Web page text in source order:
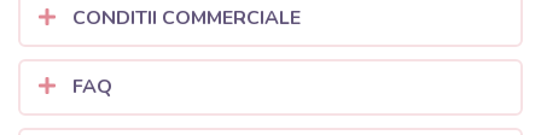
CONDITII COMMERCIALE
FAQ